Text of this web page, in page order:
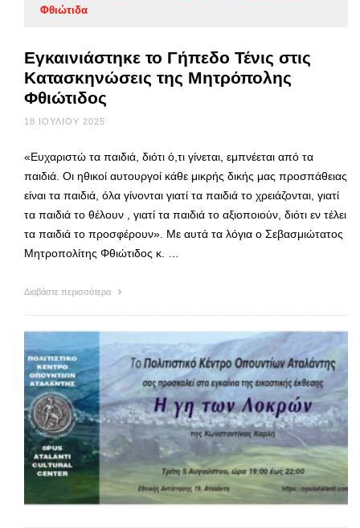
Φθιώτιδα
Εγκαινιάστηκε το Γήπεδο Τένις στις
Κατασκηνώσεις της Μητρόπολης
Φθιώτιδος
18 ΙΟΥΛΊΟΥ 2025
«Ευχαριστώ τα παιδιά, διότι ό,τι γίνεται, εμπνέεται από τα
παιδιά. Οι ηθικοί αυτουργοί κάθε μικρής δικής μας προσπάθειας
είναι τα παιδιά, όλα γίνονται γιατί τα παιδιά το χρειάζονται, γιατί
τα παιδιά το θέλουν , γιατί τα παιδιά το αξιοποιούν, διότι εν τέλει
τα παιδιά το προσφέρουν». Με αυτά τα λόγια ο Σεβασμιώτατος
Μητροπολίτης Φθιώτιδος κ. …
Διαβάστε περισσότερα